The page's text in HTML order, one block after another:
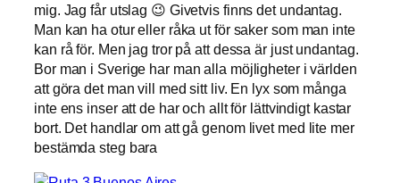
mig. Jag får utslag 😉 Givetvis finns det undantag.
Man kan ha otur eller råka ut för saker som man inte
kan rå för. Men jag tror på att dessa är just undantag.
Bor man i Sverige har man alla möjligheter i världen
att göra det man vill med sitt liv. En lyx som många
inte ens inser att de har och allt för lättvindigt kastar
bort. Det handlar om att gå genom livet med lite mer
bestämda steg bara